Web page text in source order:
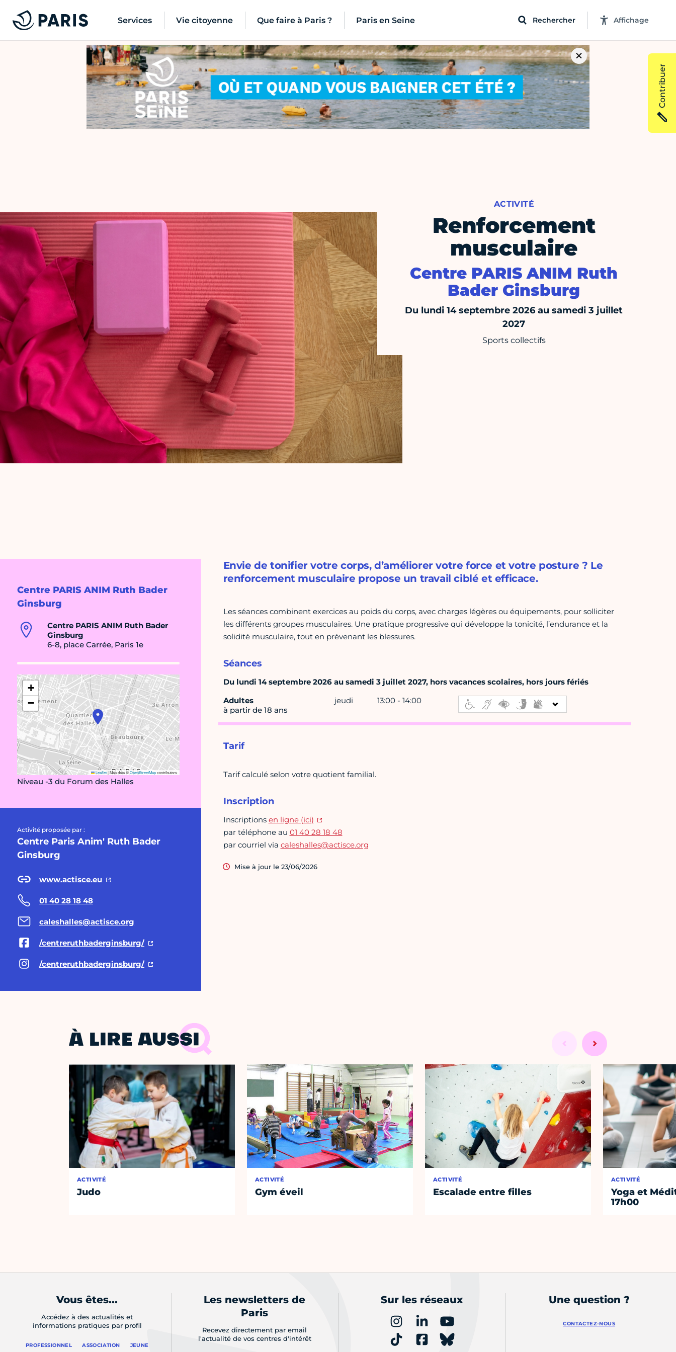
Services Vie citoyenne Que faire à Paris ? Paris en Seine Rechercher Affichage
ACTIVITÉ
Renforcement
musculaire
Centre PARIS ANIM Ruth
Bader Ginsburg
Du lundi 14 septembre 2026 au samedi 3 juillet
2027
Sports collectifs
Centre PARIS ANIM Ruth Bader
Ginsburg
Centre PARIS ANIM Ruth Bader
Ginsburg
6-8, place Carrée, Paris 1e
+
−
Leaflet|Map data ©OpenStreetMapcontributors
Niveau -3 du Forum des Halles
Activité proposée par :
Centre Paris Anim' Ruth Bader
Ginsburg
www.actisce.eu
01 40 28 18 48
caleshalles@actisce.org
/centreruthbaderginsburg/
/centreruthbaderginsburg/
Envie de tonifier votre corps, d’améliorer votre force et votre posture ? Le
renforcement musculaire propose un travail ciblé et efficace.
Les séances combinent exercices au poids du corps, avec charges légères ou équipements, pour solliciter
les différents groupes musculaires. Une pratique progressive qui développe la tonicité, l’endurance et la
solidité musculaire, tout en prévenant les blessures.
Séances
Du lundi 14 septembre 2026 au samedi 3 juillet 2027, hors vacances scolaires, hors jours fériés
Adultes
à partir de 18 ans
jeudi 13:00 - 14:00
Tarif
Tarif calculé selon votre quotient familial.
Inscription
Inscriptions en ligne (ici)
par téléphone au 01 40 28 18 48
par courriel via caleshalles@actisce.org
Mise à jour le 23/06/2026
À LIRE AUSSI
ACTIVITÉ
Judo
ACTIVITÉ
Gym éveil
ACTIVITÉ
Escalade entre filles
ACTIVITÉ
Yoga et
17h00
Contribuer
Vous êtes...
Accédez à des actualités et
informations pratiques par profil
PROFESSIONNEL ASSOCIATION JEUNE
Les newsletters de
Paris
Recevez directement par email
l'actualité de vos centres d'intérêt
Sur les réseaux Une question ?
CONTACTEZ-NOUS